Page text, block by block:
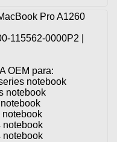
Pro A1260
115562-0000P2 |
OEM para:
notebook
notebook
notebook
notebook
notebook